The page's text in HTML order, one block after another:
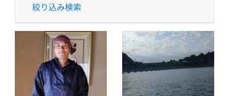
絞り込み検索